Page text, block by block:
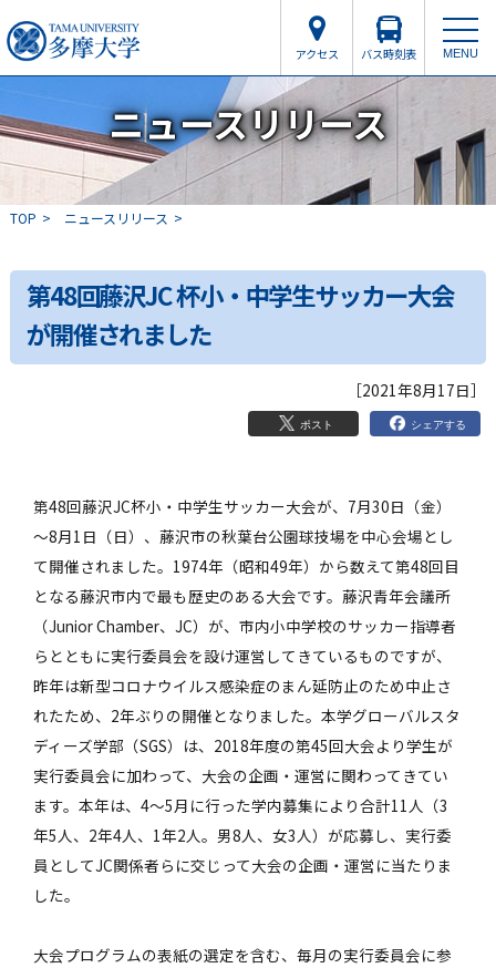
アクセス バス時刻表 MENU
ニュースリリース
TOP ニュースリリース
第48回藤沢JC 杯小・中学生サッカー大会
が開催されました
［2021年8月17日］
ポスト シェアする
第48回藤沢JC杯小・中学生サッカー大会が、7月30日（金）
～8月1日（日）、藤沢市の秋葉台公園球技場を中心会場とし
て開催されました。1974年（昭和49年）から数えて第48回目
となる藤沢市内で最も歴史のある大会です。藤沢青年会議所
（Junior Chamber、JC）が、市内小中学校のサッカー指導者
らとともに実行委員会を設け運営してきているものですが、
昨年は新型コロナウイルス感染症のまん延防止のため中止さ
れたため、2年ぶりの開催となりました。本学グローバルスタ
ディーズ学部（SGS）は、2018年度の第45回大会より学生が
実行委員会に加わって、大会の企画・運営に関わってきてい
ます。本年は、4～5月に行った学内募集により合計11人（3
年5人、2年4人、1年2人。男8人、女3人）が応募し、実行委
員としてJC関係者らに交じって大会の企画・運営に当たりま
した。
大会プログラムの表紙の選定を含む、毎月の実行委員会に参